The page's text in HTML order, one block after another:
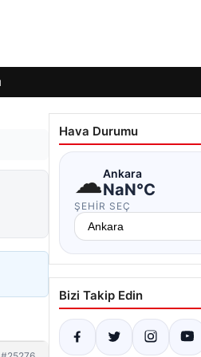
Hava Durumu
☁Ankara
NaN°C
ŞEHIR SEÇ
Bizi Takip Edin